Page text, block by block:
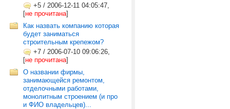
+5 / 2006-12-11 04:05:47,
[не прочитана]
Как назвать компанию которая
будет заниматься
строительным крепежом?
+7 / 2006-07-10 09:06:26,
[не прочитана]
О названии фирмы,
занимающейся ремонтом,
отделочными работами,
монолитным строением (и про
и ФИО владельцев)...